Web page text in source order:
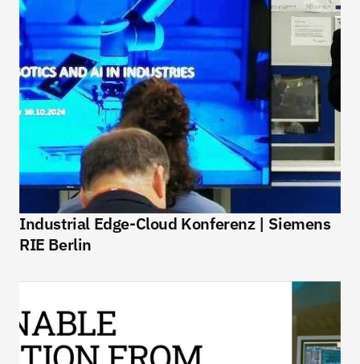
Industrial Edge-Cloud Konferenz | Siemens
RIE Berlin